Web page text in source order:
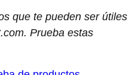
que te pueden ser útiles
Prueba estas